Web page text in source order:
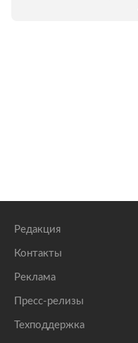
Редакция
Контакты
Реклама
Пресс-релизы
Техподдержка